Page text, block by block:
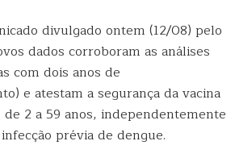
divulgado ontem (12/08) pelo
dados corroboram as análises
com dois anos de
e atestam a segurança da vacina
2 a 59 anos, independentemente
prévia de dengue.